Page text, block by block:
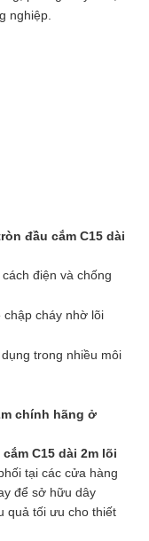
nghiệp.
đầu cắm C15 dài
điện và chống
chập cháy nhờ lõi
trong nhiều môi
chính hãng ở
C15 dài 2m lõi
tại các cửa hàng
để sở hữu dây
quả tối ưu cho thiết